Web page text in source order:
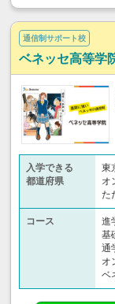
通信制サポート校
ベネッセ高等学
入学できる
都道府県
東
オ
た
コース
進
基
通
オ
ベ